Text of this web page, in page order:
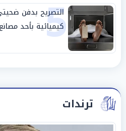
5
التصريح بدفن
كيميائية بأحد
ترندات